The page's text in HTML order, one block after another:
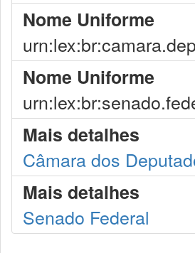
Nome Uniforme
Nome Uniforme
Mais detalhes
Câmara dos
Mais detalhes
Senado Federal